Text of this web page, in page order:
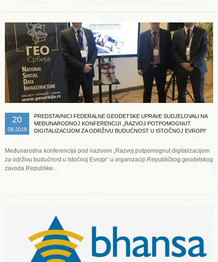
20
09.2019
PREDSTAVNICI FEDERALNE GEODETSKE UPRAVE SUDJELOVALI NA
MEĐUNARODNOJ KONFERENCIJI „RAZVOJ POTPOMOGNUT
DIGITALIZACIJOM ZA ODRŽIVU BUDUĆNOST U ISTOČNOJ EVROPI“
Međunarodna konferencija pod nazivom „Razvoj potpomognut digitalizacijom
za održivu budućnost u Istočnoj Evropi“ u organizaciji Republičkog geodetskog
zavoda Republike...